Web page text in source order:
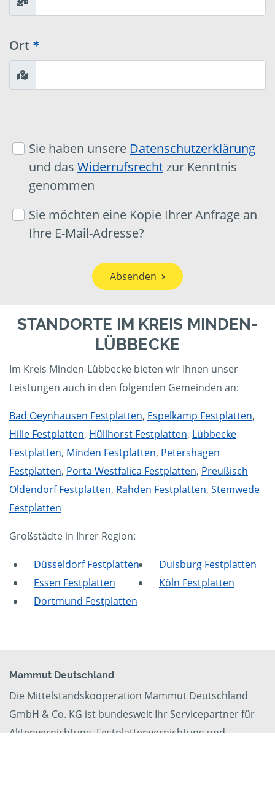
Ort
Sie haben unsere Datenschutzerklärung
und das Widerrufsrechtzur Kenntnis
genommen
Sie möchten eine Kopie Ihrer Anfrage an
Ihre E-Mail-Adresse?
Absenden
STANDORTE IM KREIS MINDEN-
LÜBBECKE
Im Kreis Minden-Lübbecke bieten wir Ihnen unser
Leistungen auch in den folgenden Gemeinden an:
Bad Oeynhausen Festplatten, Espelkamp Festplatten,
Hille Festplatten, Hüllhorst Festplatten, Lübbecke
Festplatten, Minden Festplatten, Petershagen
Festplatten, Porta Westfalica Festplatten, Preußisch
Oldendorf Festplatten, Rahden Festplatten, Stemwede
Festplatten
Großstädte in Ihrer Region:
Düsseldorf Festplatten
Duisburg Festplatten
Essen Festplatten
Köln Festplatten
Dortmund Festplatten
Mammut Deutschland
Die Mittelstandskooperation Mammut Deutschland
GmbH & Co. KG ist bundesweit Ihr Servicepartner für
Aktenvernichtung, Festplattenvernichtung und